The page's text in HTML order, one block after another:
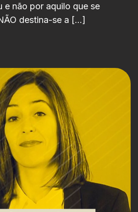
e não por aquilo que se
destina-se a […]